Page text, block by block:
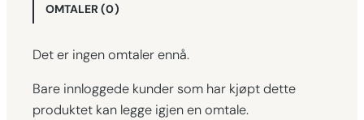
OMTALER (0)
Det er ingen omtaler ennå.
Bare innloggede kunder som har kjøpt dette
produktet kan legge igjen en omtale.